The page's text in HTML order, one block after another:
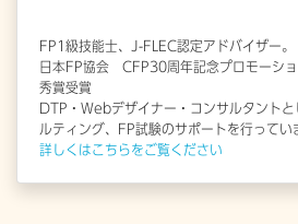
FP1級技能士、J-FLEC認定アドバイザー。
日本FP協会 CFP30周年記念プロモーシ
秀賞受賞
DTP・Webデザイナー・コンサルタント
ルティング、FP試験のサポートを行ってい
詳しくはこちらをご覧ください